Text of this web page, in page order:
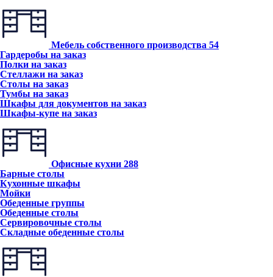
Мебель собственного производства 54
Гардеробы на заказ
Полки на заказ
Стеллажи на заказ
Столы на заказ
Тумбы на заказ
Шкафы для документов на заказ
Шкафы-купе на заказ
Офисные кухни 288
Барные столы
Кухонные шкафы
Мойки
Обеденные группы
Обеденные столы
Сервировочные столы
Складные обеденные столы